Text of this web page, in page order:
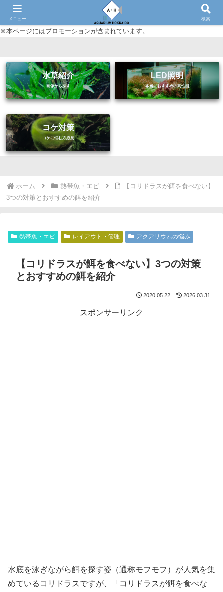
初心者に優しいアクアリウム（熱帯魚・水草等）情報サイト
※本ページにはプロモーションが含まれています。
水草紹介 LED照明
コケ対策
ホーム 熱帯魚・エビ
【コリドラスが餌を食べない】
3つの対策とおすすめの餌を紹介
熱帯魚・エビ レイアウト・管理 アクアリウムの悩み
【コリドラスが餌を食べない】3つの対策
とおすすめの餌を紹介
2020.05.22 2026.03.31
スポンサーリンク
水底を泳ぎながら餌を探す姿（通称モフモフ）が人気を集
めているコリドラスですが、「コリドラスが餌を食べな
メニュー 検索